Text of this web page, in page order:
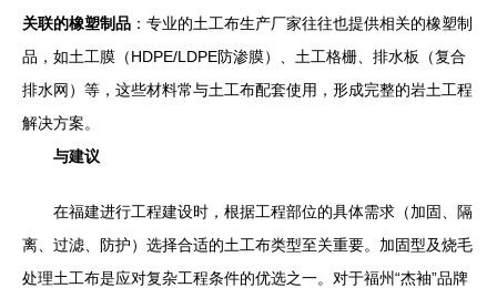
关联的橡塑制品 ：专业的土工布生产厂家往往也提供相关的橡塑制
品，如土工膜（HDPE/LDPE防渗膜）、土工格栅、排水板（复合
排水网）等，这些材料常与土工布配套使用，形成完整的岩土工程
解决方案。
与建议
在福建进行工程建设时，根据工程部位的具体需求（加固、隔
离、过滤、防护）选择合适的土工布类型至关重要。加固型及烧毛
处理土工布是应对复杂工程条件的优选之一。对于福州“杰袖”品牌